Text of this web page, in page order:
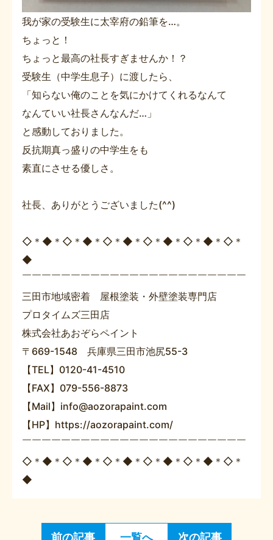
我が家の受験生に太宰府の鉛筆を…。
ちょっと！
ちょっと最高の社長すぎませんか！？
受験生（中学生息子）に渡したら、
「知らない俺のことを気にかけてくれるなんて
なんていい社長さんなんだ…」
と感動しておりました。
反抗期真っ盛りの中学生をも
素直にさせる優しさ。
社長、ありがとうございました(^^)
◇＊◆＊◇＊◆＊◇＊◆＊◇＊◆＊◇＊◆＊◇＊
◆
￣￣￣￣￣￣￣￣￣￣￣￣￣￣￣￣￣￣￣￣￣￣￣
三田市地域密着 屋根塗装・外壁塗装専門店
プロタイムズ三田店
株式会社あおぞらペイント
〒669-1548 兵庫県三田市池尻55-3
【TEL】0120-41-4510
【FAX】079-556-8873
【Mail】info@aozorapaint.com
【HP】https://aozorapaint.com/
￣￣￣￣￣￣￣￣￣￣￣￣￣￣￣￣￣￣￣￣￣￣￣
◇＊◆＊◇＊◆＊◇＊◆＊◇＊◆＊◇＊◆＊◇＊
◆